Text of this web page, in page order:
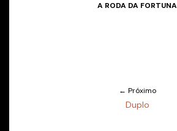
A RODA DA FORTUNA
← Próximo
Duplo